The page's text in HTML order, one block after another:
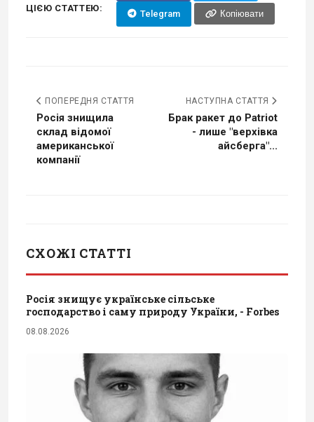
ЦІЄЮ СТАТТЕЮ:
Telegram Копіювати
ПОПЕРЕДНЯ СТАТТЯ
Росія знищила
склад відомої
американської
компанії
НАСТУПНА СТАТТЯ
Брак ракет до Patriot
- лише "верхівка
айсберга"...
СХОЖІ СТАТТІ
Росія знищує українське сільське
господарство і саму природу України, - Forbes
08.08.2026